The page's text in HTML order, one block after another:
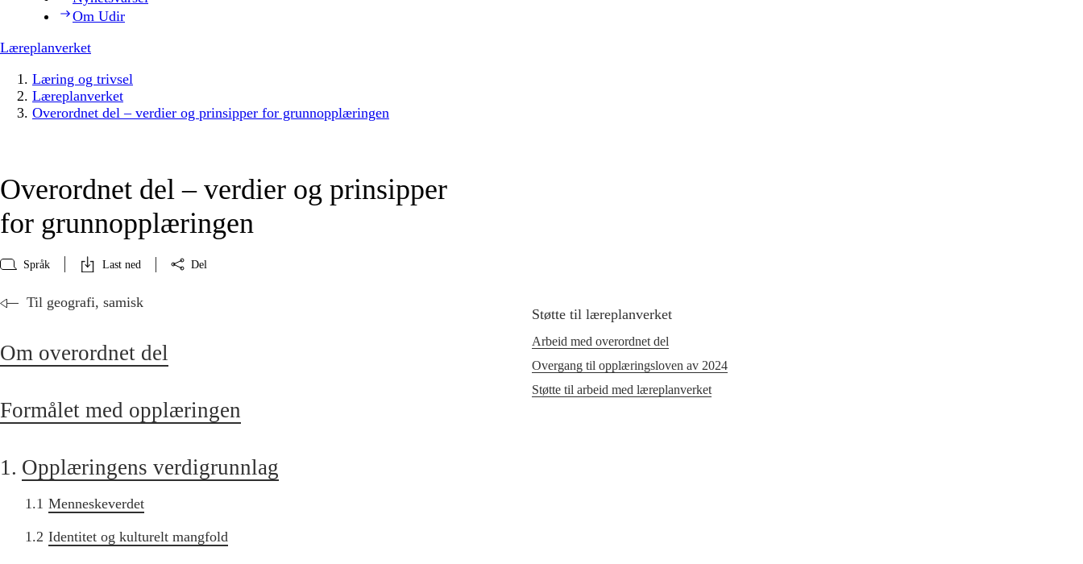
Om Udir
Læreplanverket
Læring og trivsel
Læreplanverket
Overordnet del – verdier og prinsipper for grunnopplæringen
Overordnet del – verdier og prinsipper
for grunnopplæringen
Språk Last ned Del
Til geografi, samisk
Om overordnet del
Formålet med opplæringen
1. Opplæringens verdigrunnlag
1.1 Menneskeverdet
1.2 Identitet og kulturelt mangfold
Støtte til læreplanverket
Arbeid med overordnet del
Overgang til opplæringsloven av 2024
Støtte til arbeid med læreplanverket